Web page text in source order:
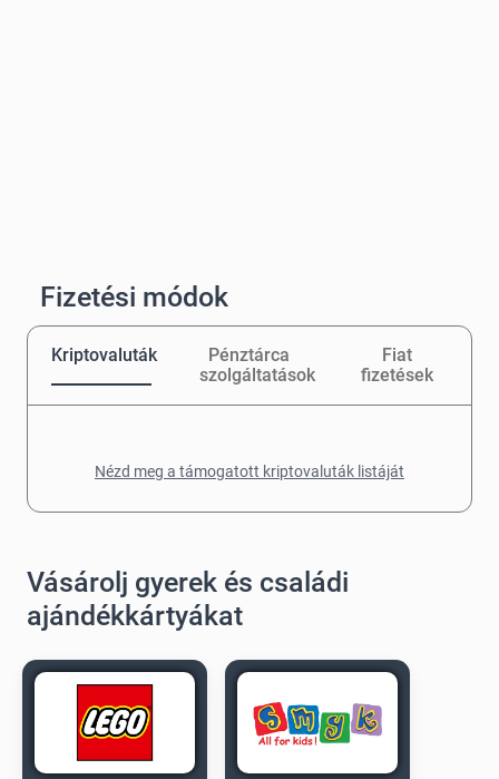
Fizetési módok
Kriptovaluták
Pénztárca
szolgáltatások
Fiat
fizetések
Nézd meg a támogatott kriptovaluták listáját
Vásárolj gyerek és családi
ajándékkártyákat